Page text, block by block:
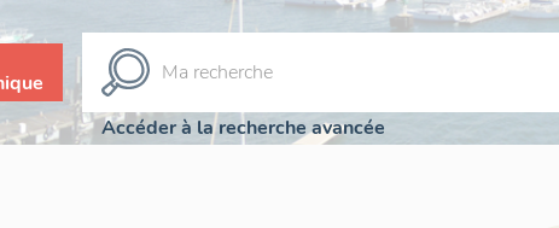
Accéder à la recherche avancée